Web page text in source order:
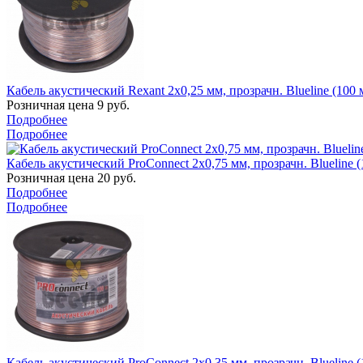
Кабель акустический Rexant 2x0,25 мм, прозрачн. Blueline (100
Розничная цена 9 руб.
Подробнее
Подробнее
Кабель акустический ProConnect 2x0,75 мм, прозрачн. Blueline
Розничная цена 20 руб.
Подробнее
Подробнее